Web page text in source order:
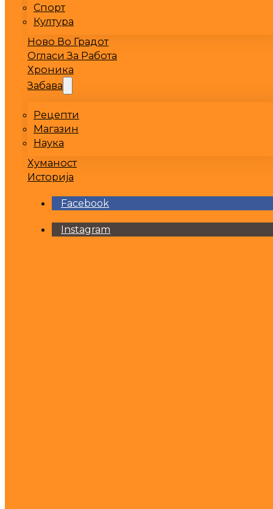
Спорт
Култура
Ново Во Градот
Огласи За Работа
Хроника
Забава
Рецепти
Магазин
Наука
Хуманост
Историја
Facebook
Instagram